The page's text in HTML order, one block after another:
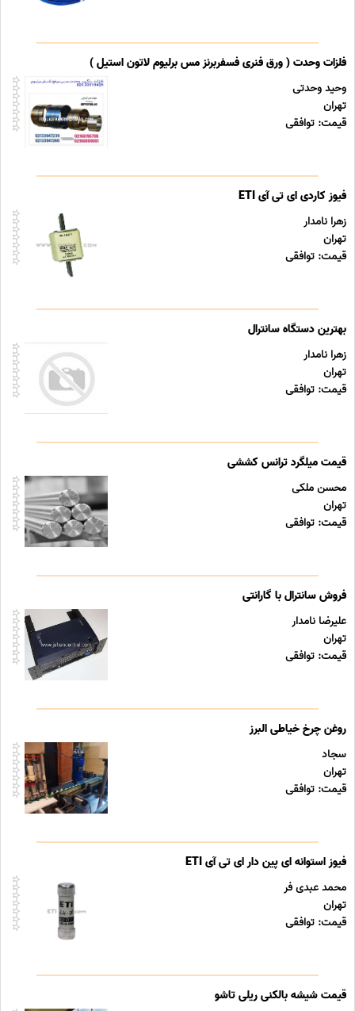
فلزات وحدت ( ورق فنری فسفربرنز مس برلیوم لاتون استیل )
وحید وحدتی
تهران
قیمت: توافقی
فیوز کاردی ای تی آی ETI
زهرا نامدار
تهران
قیمت: توافقی
بهترین دستگاه سانترال
زهرا نامدار
تهران
قیمت: توافقی
قیمت میلگرد ترانس کششی
محسن ملکی
تهران
قیمت: توافقی
فروش سانترال با گارانتی
علیرضا نامدار
تهران
قیمت: توافقی
روغن چرخ خیاطی البرز
سجاد
تهران
قیمت: توافقی
فیوز استوانه ای پین دار ای تی آی ETI
محمد عبدی فر
تهران
قیمت: توافقی
قیمت شیشه بالکنی ریلی تاشو